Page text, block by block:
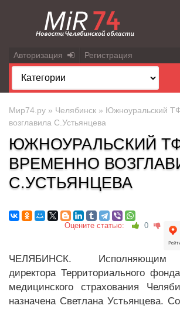
Авторизация Регистрация
Мир74.ру » Челябинск » Южноуральский
возглавила С.Устьянцева
ЮЖНОУРАЛЬСКИЙ
ВРЕМЕННО
С.УСТЬЯНЦЕВА
Оцените статью: 0
ЧЕЛЯБИНСК. Исполняющим
директора Территориального
медицинского страхования
назначена Светлана Устьянцева.